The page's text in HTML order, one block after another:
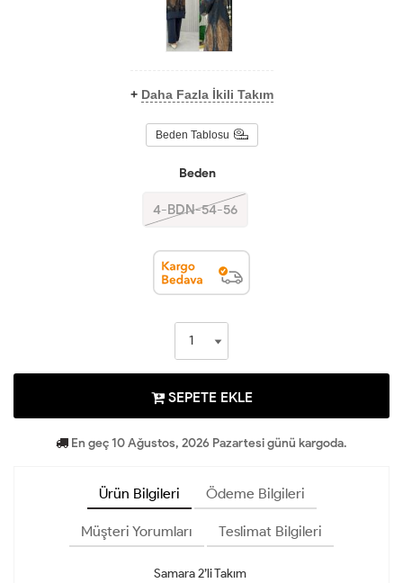
+ Daha Fazla İkili Takım
Beden Tablosu
Beden
4-BDN-54-56
SEPETE EKLE
En geç 10 Ağustos, 2026 Pazartesi günü kargoda.
Ürün Bilgileri Ödeme Bilgileri
Müşteri Yorumları Teslimat Bilgileri
Samara 2’li Takım